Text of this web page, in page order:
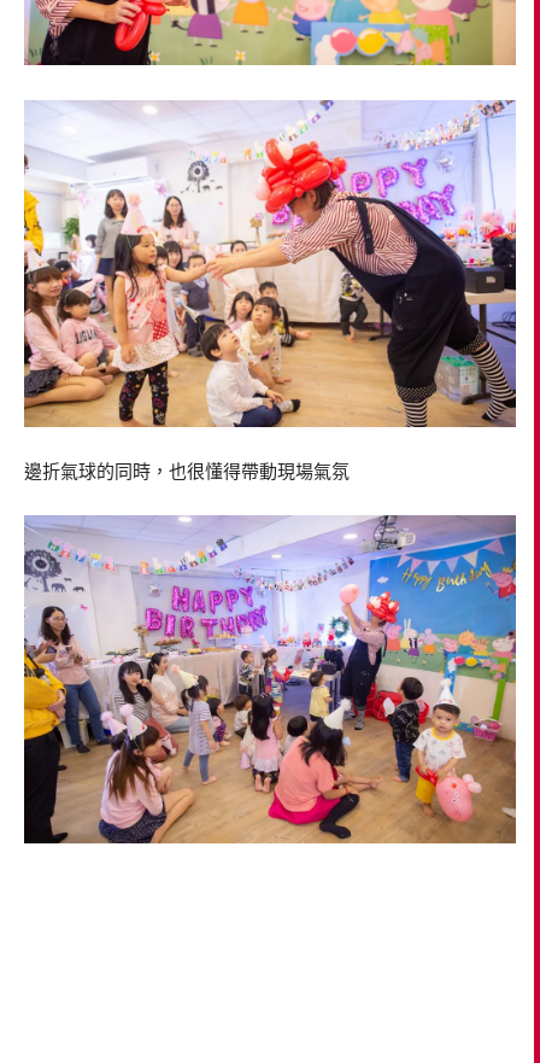
邊折氣球的同時，也很懂得帶動現場氣氛